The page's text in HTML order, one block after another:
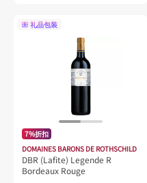
礼品包装
7%折扣
DOMAINES BARONS DE ROTHSCHILD
DBR (Lafite) Legende R
Bordeaux Rouge